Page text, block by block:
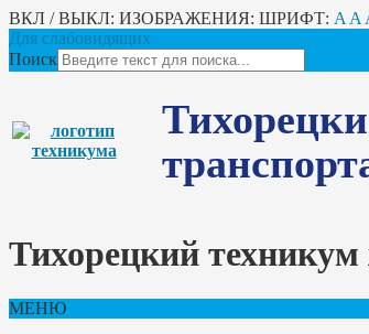
ВКЛ / ВЫКЛ: ИЗОБРАЖЕНИЯ: ШРИФТ: A A
Для слабовидящих
Поиск
Тихорецкий
МЕНЮ